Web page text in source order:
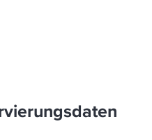
du in unserer
.